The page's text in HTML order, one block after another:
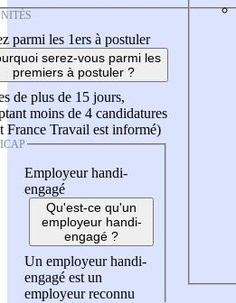
parmi les 1ers à postuler
serez-vous parmi les
premiers à postuler ?
de plus de 15 jours,
moins de 4 candidatures
France Travail est informé)
Employeur handi-
engagé
Qu'est-ce qu'un
employeur handi-
engagé ?
Un employeur handi-
engagé est un
employeur reconnu